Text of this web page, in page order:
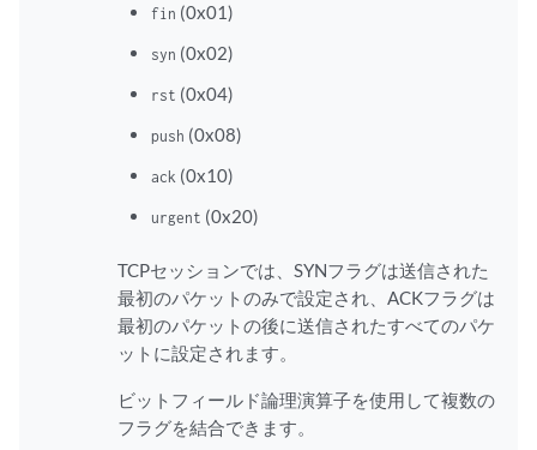
fin (0x01)
syn (0x02)
rst (0x04)
push (0x08)
ack (0x10)
urgent (0x20)
TCPセッションでは、SYNフラグは送信された
最初のパケットのみで設定され、ACKフラグは
最初のパケットの後に送信されたすべてのパケ
ットに設定されます。
ビットフィールド論理演算子を使用して複数の
フラグを結合できます。